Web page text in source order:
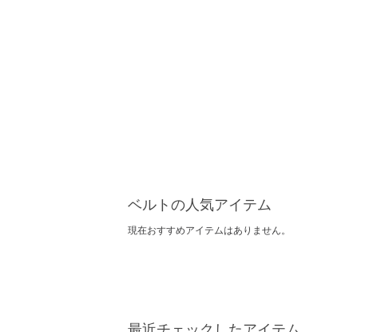
ベルトの人気アイテム
現在おすすめアイテムはありません。
最近チェックしたアイテム